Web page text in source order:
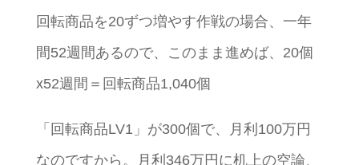
回転商品を20ずつ増やす作戦の場合、一年
間52週間あるので、このまま進めば、20個
x52週間＝回転商品1,040個
「回転商品LV1」が300個で、月利100万円
なのですから。月利346万円に机上の空論、